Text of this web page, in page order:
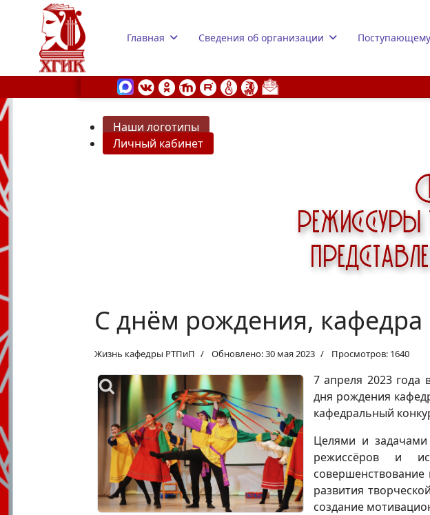
Главная Сведения об организации Поступающему
Наши логотипы
Личный кабинет
С днём рождения,
Жизнь кафедры РТПиП Обновлено: 30 мая 2023 Просмотров: 1640
7 апреля 2023 года
дня рождения
кафедральный
Целями и задачами
режиссёров и
совершенствование
развития
создание